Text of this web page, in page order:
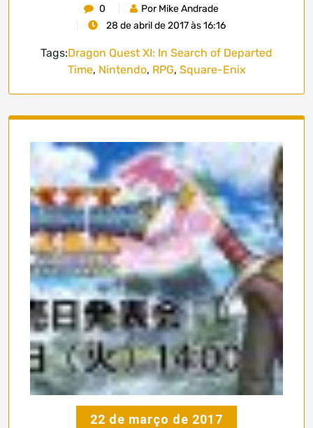
0
Por Mike Andrade
28 de abril de 2017 às 16:16
Tags:Dragon Quest XI: In Search of Departed
Time, Nintendo, RPG, Square-Enix
22 de março de 2017